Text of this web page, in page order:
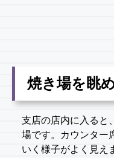
焼き場を眺
支店の店内に入ると
場です。カウンター
いく様子がよく見え